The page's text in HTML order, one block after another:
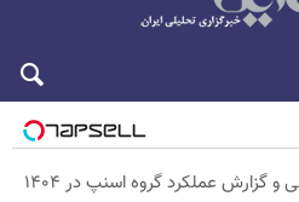
گزارش عملکرد گروه اسنپ در ۱۴۰۴